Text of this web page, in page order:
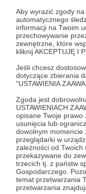
Aby wyrazić zgody
automatycznego
informacji na Twoim
przechowywanie
zewnętrzne, które
kliknij AKCEPTUJĘ I
Jeśli chcesz
dotyczące zbierania
"USTAWIENIA
Zgoda jest
USTAWIENIACH
opisane Twoje prawo
usunięcia lub
dowolnym momencie
przeglądarki w
zależności od Twoich
przekazywane do
trzecich tj. z państw
Gospodarczego.
temat przetwarzania
przetwarzania
Dołącz
Wesprzyj